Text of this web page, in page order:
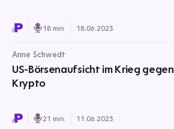
18 min. 18.06.2023
Anne Schwedt
US-Börsenaufsicht im Krieg gegen
Krypto
21 min. 11.06.2023